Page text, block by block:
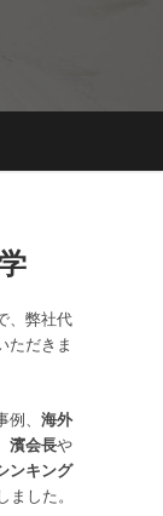
ソ
社
、弊社代
ただきま
、 海外
濱会長や
ンキング
した。